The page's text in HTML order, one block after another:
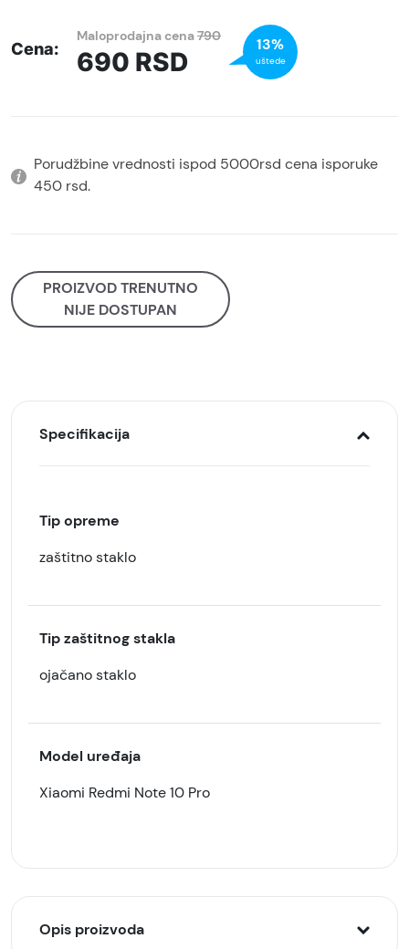
Cena:
Maloprodajna cena790
690 RSD
13%
uštede
Porudžbine vrednosti ispod 5000rsd cena isporuke
450 rsd.
PROIZVOD TRENUTNO
NIJE DOSTUPAN
Specifikacija
Tip opreme
zaštitno staklo
Tip zaštitnog stakla
ojačano staklo
Model uređaja
Xiaomi Redmi Note 10 Pro
Opis proizvoda